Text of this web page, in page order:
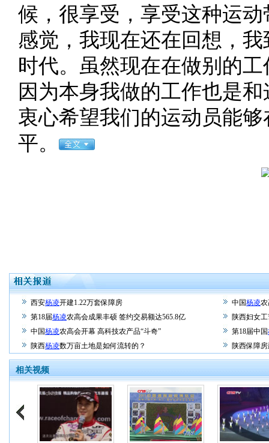
候，很享受，享受这种运
感觉，我现在还在回想，
时代。虽然现在在做别的
因为本身我做的工作也是
衷心希望我们的运动员能
平。
西安杨凌开建1.22万套保障房 中国杨凌
第18届杨凌农高会成果丰硕 签约交易额达565.8亿
陕西妇女
中国杨凌农高会开幕 高科技农产品“斗奇” 第18届中国
陕西杨凌数万亩土地是如何流转的？ 陕西保障
相关视频